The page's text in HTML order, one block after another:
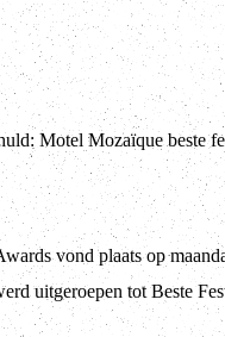
Motel Mozaïque beste
vond plaats op
uitgeroepen tot Beste